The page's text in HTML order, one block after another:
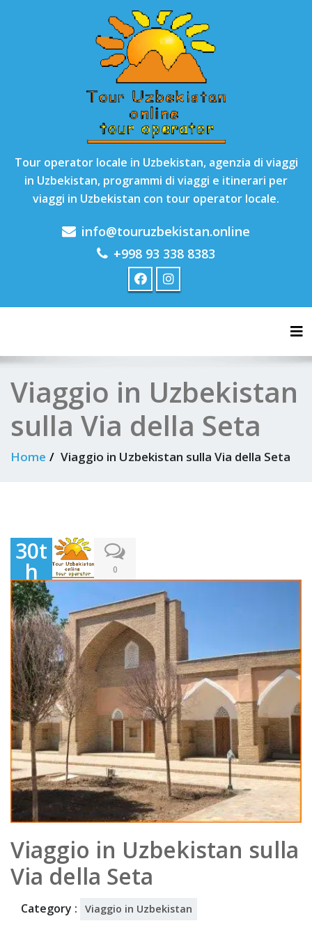
Tour operator locale in Uzbekistan, agenzia di viaggi
in Uzbekistan, programmi di viaggi e itinerari per
viaggi in Uzbekistan con tour operator locale.
info@touruzbekistan.online
+998 93 338 8383
Viaggio in Uzbekistan
sulla Via della Seta
Home Viaggio in Uzbekistan sulla Via della Seta
30t
h
Apr
il
202
5
0
Viaggio in Uzbekistan sulla
Via della Seta
Category : Viaggio in Uzbekistan